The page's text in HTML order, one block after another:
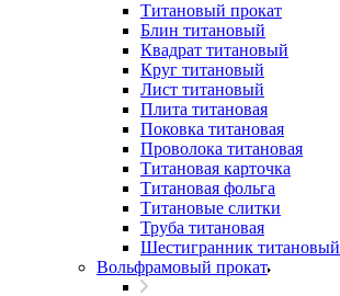
Титановый прокат
Блин титановый
Квадрат титановый
Круг титановый
Лист титановый
Плита титановая
Поковка титановая
Проволока титановая
Титановая карточка
Титановая фольга
Титановые слитки
Труба титановая
Шестигранник титановый
Вольфрамовый прокат